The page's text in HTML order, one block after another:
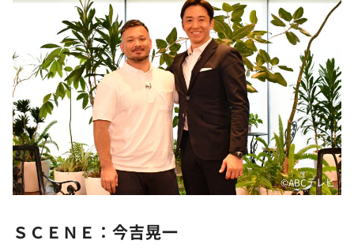
©️ABCテレビ
ＳＣＥＮＥ：今吉晃一